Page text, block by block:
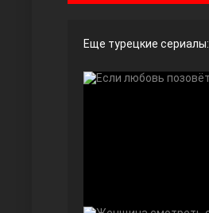
Ты назови
Еще турецкие сериалы: